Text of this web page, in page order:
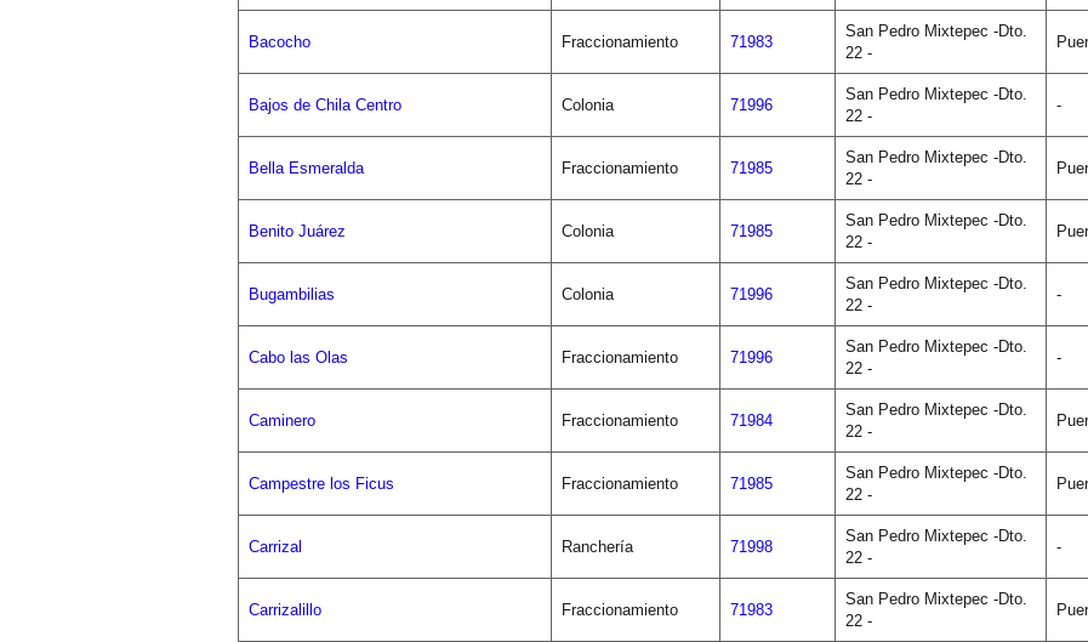
Bacocho Fraccionamiento 71983
San Pedro Mixtepec -Dto.
22 -
Bajos de Chila Centro Colonia 71996
San Pedro Mixtepec -Dto.
22 -
-
Bella Esmeralda Fraccionamiento 71985
San Pedro Mixtepec -Dto.
22 -
Benito Juárez Colonia 71985
San Pedro Mixtepec -Dto.
22 -
Bugambilias Colonia 71996
San Pedro Mixtepec -Dto.
22 -
-
Cabo las Olas Fraccionamiento 71996
San Pedro Mixtepec -Dto.
22 -
-
Caminero Fraccionamiento 71984
San Pedro Mixtepec -Dto.
22 -
Campestre los Ficus Fraccionamiento 71985
San Pedro Mixtepec -Dto.
22 -
Carrizal Ranchería 71998
San Pedro Mixtepec -Dto.
22 -
-
Carrizalillo Fraccionamiento 71983
San Pedro Mixtepec -Dto.
22 -